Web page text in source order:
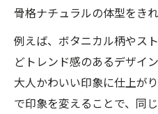
骨格ナチュラルの体型をき
例えば、ボタニカル柄やス
どトレンド感のあるデザイ
大人かわいい印象に仕上が
で印象を変えることで、同